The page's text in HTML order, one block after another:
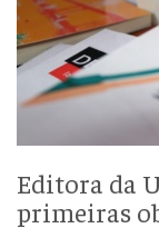
Editora da
primeiras